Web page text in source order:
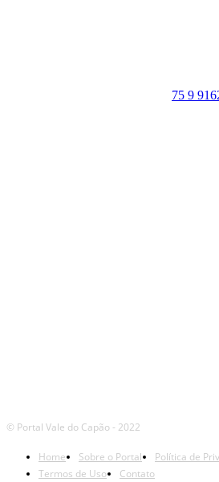
75 9
© Portal Vale do Capão - 2022
Home Sobre o Portal
Política de
Termos de Uso
Contato